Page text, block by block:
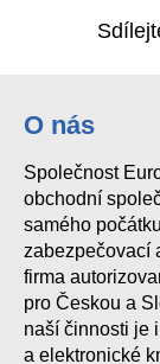
O nás
Společnost
obchodní
samého
zabezpečovací
firma
pro Českou a
naší činnosti je
a elektronické